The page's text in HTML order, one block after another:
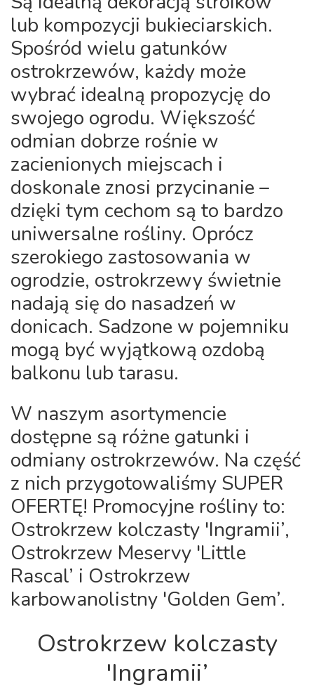
lub kompozycji bukieciarskich.
Spośród wielu gatunków
ostrokrzewów, każdy może
wybrać idealną propozycję do
swojego ogrodu. Większość
odmian dobrze rośnie w
zacienionych miejscach i
doskonale znosi przycinanie –
dzięki tym cechom są to bardzo
uniwersalne rośliny. Oprócz
szerokiego zastosowania w
ogrodzie, ostrokrzewy świetnie
nadają się do nasadzeń w
donicach. Sadzone w pojemniku
mogą być wyjątkową ozdobą
balkonu lub tarasu.
W naszym asortymencie
dostępne są różne gatunki i
odmiany ostrokrzewów. Na część
z nich przygotowaliśmy SUPER
OFERTĘ! Promocyjne rośliny to:
Ostrokrzew kolczasty 'Ingramii’,
Ostrokrzew Meservy 'Little
Rascal’ i Ostrokrzew
karbowanolistny 'Golden Gem’.
Ostrokrzew kolczasty
'Ingramii’